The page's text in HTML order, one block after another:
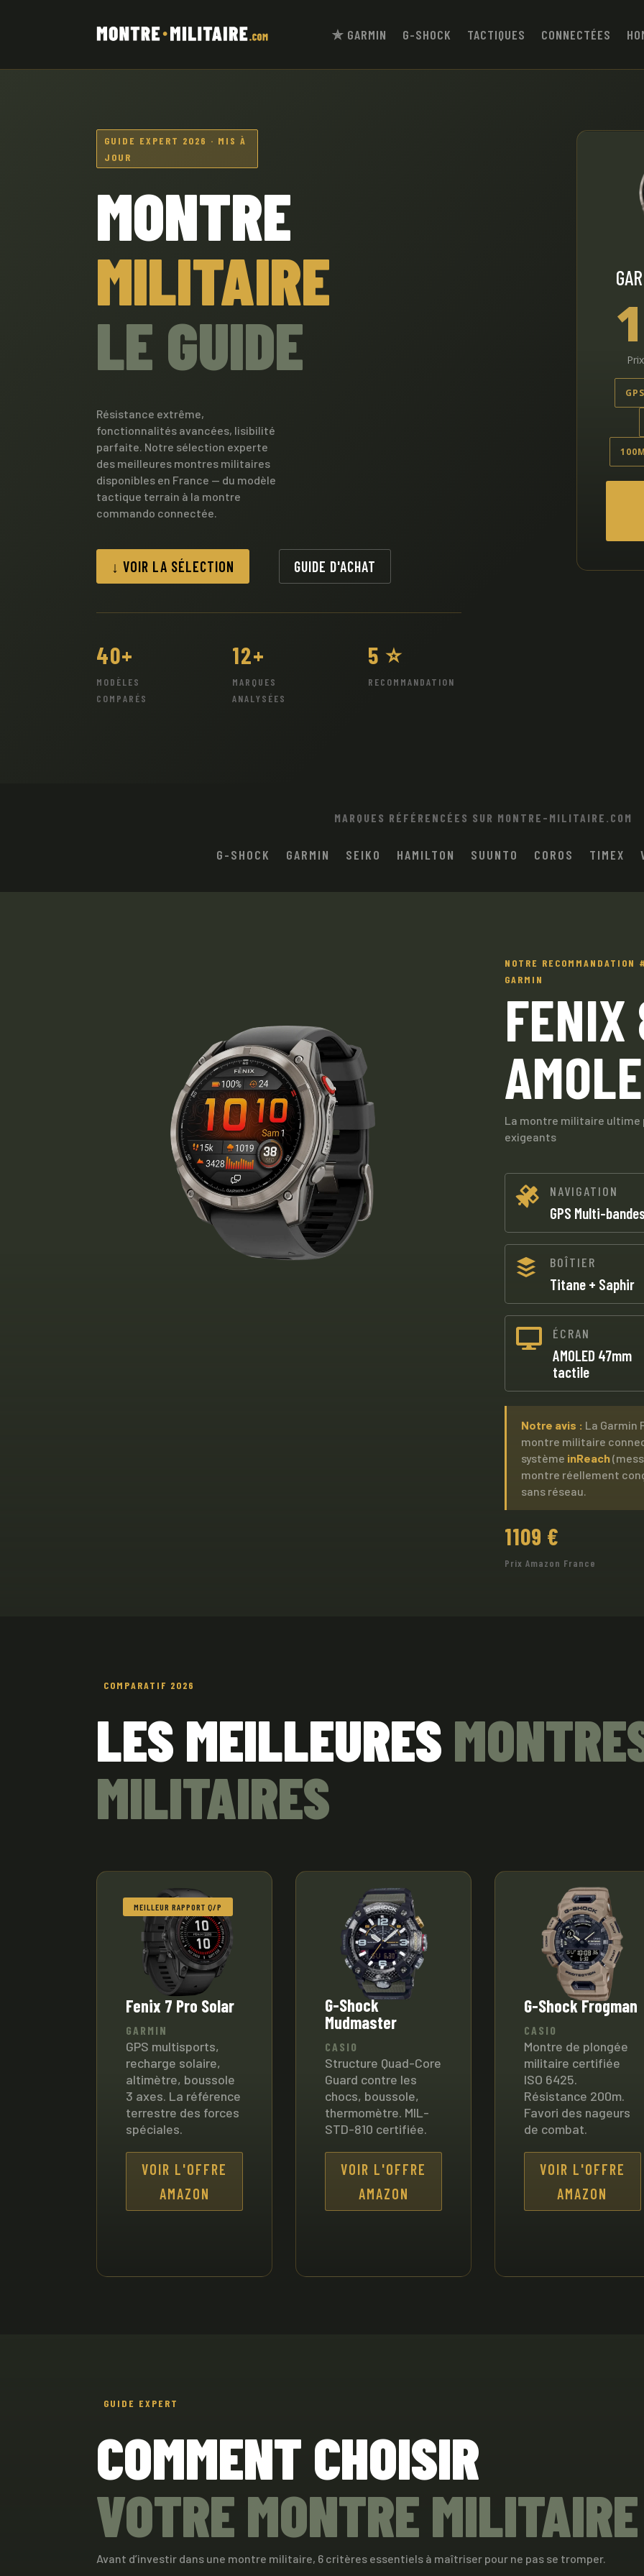
✯ GARMIN G-SHOCK TACTIQUES CONNECTÉES
GUIDE EXPERT 2026 · MIS À
JOUR
MONTRE
MILITAIRE
LE GUIDE
Résistance extrême,
fonctionnalités avancées, lisibilité
parfaite. Notre sélection experte
des meilleures montres militaires
disponibles en France — du modèle
tactique terrain à la montre
commando connectée.
↓ VOIR LA SÉLECTION GUIDE D'ACHAT
40+
MODÈLES
COMPARÉS
12+
MARQUES
ANALYSÉES
5 ⭐
RECOMMANDATION
MARQUES RÉFÉRENCÉES SUR MONTRE-MILITAIRE.COM
G-SHOCK GARMIN SEIKO HAMILTON SUUNTO COROS TIMEX
NOTRE RECOMMANDATION
GARMIN
FENIX
La montre militaire ultime
exigeants
 NAVIGATION
GPS Multi-
 BOÎTIER
Titane + Saphir
 ÉCRAN
AMOLED 47mm
tactile
Notre avis : La Garmin
montre militaire
système inReach
montre réellement
sans réseau.
1109 €
Prix Amazon France
COMPARATIF 2026
LES MEILLEURES
MILITAIRES
MEILLEUR RAPPORT Q/P
Fenix 7 Pro Solar
GARMIN
GPS multisports,
recharge solaire,
altimètre, boussole
3 axes. La référence
terrestre des forces
spéciales.
VOIR L'OFFRE
AMAZON
G-Shock
Mudmaster
CASIO
Structure Quad-Core
Guard contre les
chocs, boussole,
thermomètre. MIL-
STD-810 certifiée.
VOIR L'OFFRE
AMAZON
G-Shock Frogman
CASIO
Montre de plongée
militaire certifiée
ISO 6425.
Résistance 200m.
Favori des nageurs
de combat.
VOIR L'OFFRE
AMAZON
GUIDE EXPERT
COMMENT CHOISIR
VOTRE MONTRE MILITAIRE
Avant d’investir dans une montre militaire, 6 critères essentiels à maîtriser pour ne pas se tromper.